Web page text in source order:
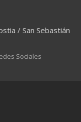
/ San Sebastián
Sociales